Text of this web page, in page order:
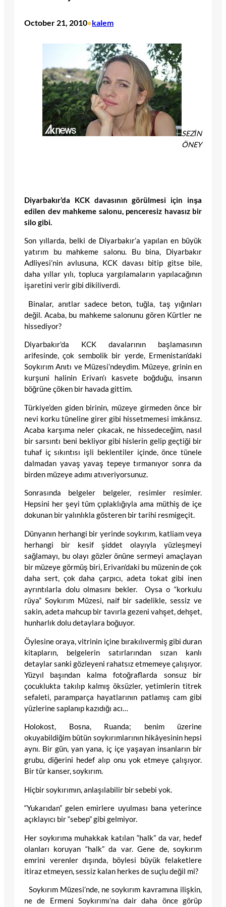
October 21, 2010•kalem
SEZİN
ÖNEY
Diyarbakır’da KCK davasının görülmesi için inşa
edilen dev mahkeme salonu, penceresiz havasız bir
silo gibi.
Son yıllarda, belki de Diyarbakır’a yapılan en büyük
yatırım bu mahkeme salonu. Bu bina, Diyarbakır
Adliyesi’nin avlusuna, KCK davası bitip gitse bile,
daha yıllar yılı, topluca yargılamaların yapılacağının
işaretini verir gibi dikiliverdi.
Binalar, anıtlar sadece beton, tuğla, taş yığınları
değil. Acaba, bu mahkeme salonunu gören Kürtler ne
hissediyor?
Diyarbakır’da KCK davalarının başlamasının
arifesinde, çok sembolik bir yerde, Ermenistan’daki
Soykırım Anıtı ve Müzesi’ndeydim. Müzeye, grinin en
kurşuni halinin Erivan’ı kasvete boğduğu, insanın
böğrüne çöken bir havada gittim.
Türkiye’den giden birinin, müzeye girmeden önce bir
nevi korku tüneline girer gibi hissetmemesi imkânsız.
Acaba karşıma neler çıkacak, ne hissedeceğim, nasıl
bir sarsıntı beni bekliyor gibi hislerin gelip geçtiği bir
tuhaf iç sıkıntısı işli beklentiler içinde, önce tünele
dalmadan yavaş yavaş tepeye tırmanıyor sonra da
birden müzeye adımı atıveriyorsunuz.
Sonrasında belgeler belgeler, resimler resimler.
Hepsini her şeyi tüm çıplaklığıyla ama müthiş de içe
dokunan bir yalınlıkla gösteren bir tarihi resmigeçit.
Dünyanın herhangi bir yerinde soykırım, katliam veya
herhangi bir kesif şiddet olayıyla yüzleşmeyi
sağlamayı, bu olayı gözler önüne sermeyi amaçlayan
bir müzeye görmüş biri, Erivan’daki bu müzenin de çok
daha sert, çok daha çarpıcı, adeta tokat gibi inen
ayrıntılarla dolu olmasını bekler. Oysa o “korkulu
rüya” Soykırım Müzesi, naif bir sadelikle, sessiz ve
sakin, adeta mahcup bir tavırla gezeni vahşet, dehşet,
hunharlık dolu detaylara boğuyor.
Öylesine oraya, vitrinin içine bırakılıvermiş gibi duran
kitapların, belgelerin satırlarından sızan kanlı
detaylar sanki gözleyeni rahatsız etmemeye çalışıyor.
Yüzyıl başından kalma fotoğraflarda sonsuz bir
çocuklukta takılıp kalmış öksüzler, yetimlerin titrek
sefaleti, paramparça hayatlarının patlamış cam gibi
yüzlerine saplanıp kazıdığı acı…
Holokost, Bosna, Ruanda; benim üzerine
okuyabildiğim bütün soykırımlarının hikâyesinin hepsi
aynı. Bir gün, yan yana, iç içe yaşayan insanların bir
grubu, diğerini hedef alıp onu yok etmeye çalışıyor.
Bir tür kanser, soykırım.
Hiçbir soykırımın, anlaşılabilir bir sebebi yok.
“Yukarıdan” gelen emirlere uyulması bana yeterince
açıklayıcı bir “sebep” gibi gelmiyor.
Her soykırıma muhakkak katılan “halk” da var, hedef
olanları koruyan “halk” da var. Gene de, soykırım
emrini verenler dışında, böylesi büyük felaketlere
itiraz etmeyen, sessiz kalan herkes de suçlu değil mi?
Soykırım Müzesi’nde, ne soykırım kavramına ilişkin,
ne de Ermeni Soykırımı’na dair daha önce görüp